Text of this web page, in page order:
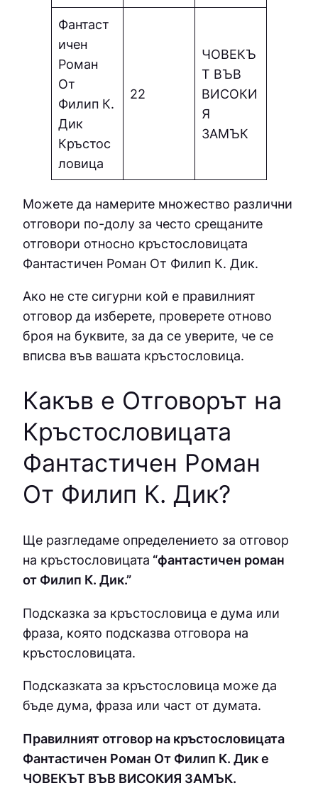
Фантаст
ичен
Роман
От
Филип К.
Дик
Кръстос
ловица
22
ЧOВEКЪ
Т ВЪВ
ВИCOКИ
Я
ЗAМЪК
Можете да намерите множество различни
отговори по-долу за често срещаните
отговори относно кръстословицата
Фантастичен Роман От Филип К. Дик.
Ако не сте сигурни кой е правилният
отговор да изберете, проверете отново
броя на буквите, за да се уверите, че се
вписва във вашата кръстословица.
Какъв е Отговорът на
Кръстословицата
Фантастичен Роман
От Филип К. Дик?
Ще разгледаме определението за отговор
на кръстословицата “фантастичен роман
от Филип К. Дик.”
Подсказка за кръстословица е дума или
фраза, която подсказва отговора на
кръстословицата.
Подсказката за кръстословица може да
бъде дума, фраза или част от думата.
Правилният отговор на кръстословицата
Фантастичен Роман От Филип К. Дик е
ЧOВEКЪТ ВЪВ ВИCOКИЯ ЗAМЪК.